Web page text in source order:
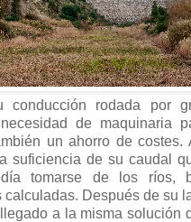
conducción rodada por
de maquinaria
un ahorro de costes.
suficiencia de su caudal
tomarse de los ríos,
calculadas. Después de su
a la misma solución